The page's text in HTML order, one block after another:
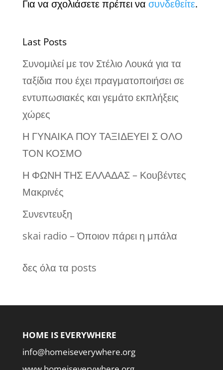
Για να σχολιάσετε πρέπει να συνδεθείτε.
Last Posts
Συνομιλεί με τον Στέλιο Λουκά για τα
ταξίδια που έχει πραγματοποιήσει σε
εντυπωσιακές και γεμάτο εκπλήξεις
χώρες
Η ΓΥΝΑΙΚΑ ΠΟΥ ΤΑΞΙΔΕΥΕΙ Σ ΟΛΟ
ΤΟΝ ΚΟΣΜΟ
Η ΦΩΝΗ ΤΗΣ ΕΛΛΑΔΑΣ – Κουβέντες
Μακρινές
Συνεντευξη
skai radio – Όποιον πάρει η μπάλα
δες όλα τα posts
HOME IS EVERYWHERE
info@homeiseverywhere.org